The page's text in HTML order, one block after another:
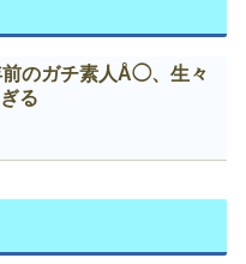
前のガチ素人Å◯、生々
る